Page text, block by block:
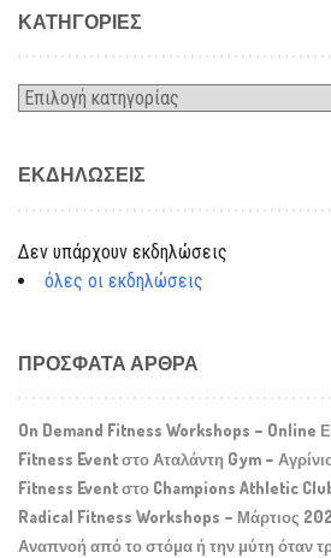
KΑΤΗΓΟΡΊΕΣ
Kατηγορίες
ΕΚΔΗΛΏΣΕΙΣ
Δεν υπάρχουν εκδηλώσεις
όλες οι εκδηλώσεις
ΠΡΌΣΦΑΤΑ ΆΡΘΡΑ
On Demand Fitness Workshops – Online
Fitness Event στο Αταλάντη Gym –
Fitness Event στο Champions Athletic
Radical Fitness Workshops – Μάρτιος
Αναπνοή από το στόμα ή την μύτη όταν